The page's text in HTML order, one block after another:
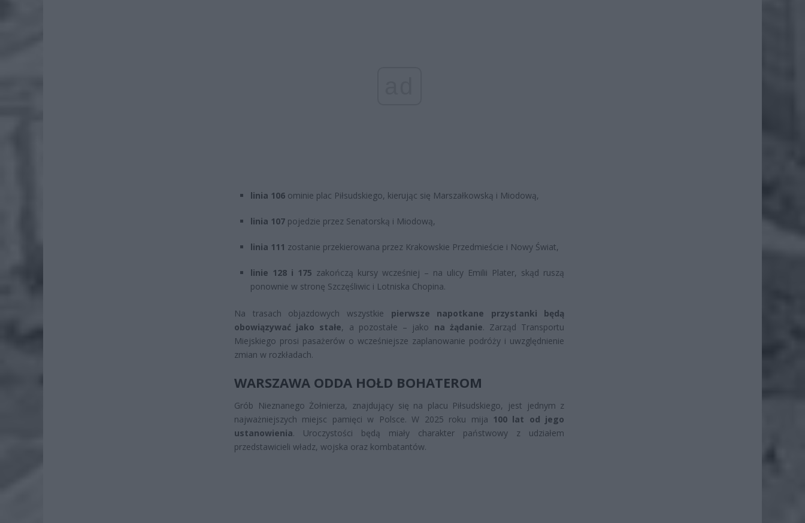
linia 106ominie plac Piłsudskiego, kierując się Marszałkowską i Miodową,
linia 107pojedzie przez Senatorską i Miodową,
linia 111 zostanie przekierowana przez Krakowskie Przedmieście i Nowy Świat,
linie 128 i 175 zakończą kursy wcześniej – na ulicy Emilii Plater, skąd ruszą
ponownie w stronę Szczęśliwic i Lotniska Chopina.
Na trasach objazdowych wszystkie pierwsze napotkane przystanki będą
obowiązywać jako stałe, a pozostałe – jako na żądanie. Zarząd Transportu
Miejskiego prosi pasażerów o wcześniejsze zaplanowanie podróży i uwzględnienie
zmian w rozkładach.
WARSZAWA ODDA HOŁD BOHATEROM
Grób Nieznanego Żołnierza, znajdujący się na placu Piłsudskiego, jest jednym z
najważniejszych miejsc pamięci w Polsce. W 2025 roku mija 100 lat od jego
ustanowienia. Uroczystości będą miały charakter państwowy z udziałem
przedstawicieli władz, wojska oraz kombatantów.